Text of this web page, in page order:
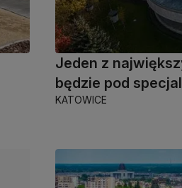
Jeden z
będzie pod
KATOWICE